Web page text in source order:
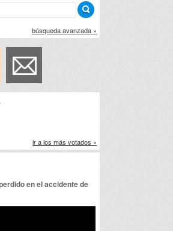
búsqueda avanzada »
ir a los más votados »
en el accidente de